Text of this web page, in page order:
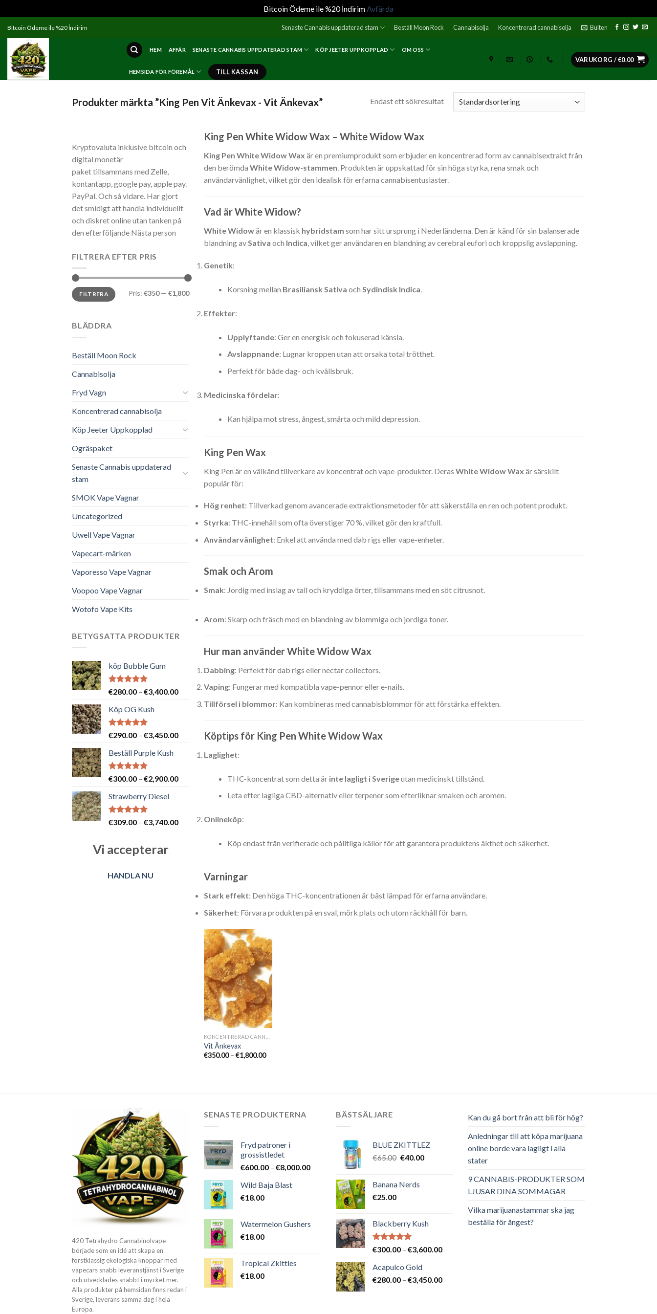
Bitcoin Ödeme ile %20 İndirimAvfärda
content
Bitcoin Ödeme ile %20 İndirim Senaste Cannabis uppdaterad stam Beställ Moon Rock Cannabisolja Koncentrerad cannabisolja Bülten
HEM AFFÄR SENASTE CANNABIS UPPDATERAD STAM KÖP JEETER UPPKOPPLAD OM OSS
HEMSIDA FÖR FÖREMÅL TILL KASSAN
VARUKORG /€0.00
Produkter märkta ”King Pen Vit Änkevax - Vit Änkevax” Endast ett sökresultat
Kryptovaluta inklusive bitcoin och
digital monetär
paket tillsammans med Zelle,
kontantapp, google pay, apple pay.
PayPal. Och så vidare. Har gjort
det smidigt att handla individuellt
och diskret online utan tanken på
den efterföljande Nästa person
FILTRERA EFTER PRIS
Min
pris
Max
prisFILTRERA Pris: €350— €1,800
BLÄDDRA
Beställ Moon Rock
Cannabisolja
Fryd Vagn
Koncentrerad cannabisolja
Köp Jeeter Uppkopplad
Ogräspaket
Senaste Cannabis uppdaterad
stam
SMOK Vape Vagnar
Uncategorized
Uwell Vape Vagnar
Vapecart-märken
Vaporesso Vape Vagnar
Voopoo Vape Vagnar
Wotofo Vape Kits
BETYGSATTA PRODUKTER
köp Bubble Gum
Betygsatt
€280.00 – €3,400.00Prisintervall:
€280.00
Köp OG Kush
Betygsatt
€290.00 – €3,450.00Prisintervall:
Beställ Purple Kush
Betygsatt
€300.00 – €2,900.00Prisintervall:
Strawberry Diesel
Betygsatt
€309.00 – €3,740.00Prisintervall:
Vi accepterar
HANDLA NU
King Pen White Widow Wax – White Widow Wax
King Pen White Widow Wax är en premiumprodukt som erbjuder en koncentrerad form av cannabisextrakt från
den berömda White Widow-stammen. Produkten är uppskattad för sin höga styrka, rena smak och
användarvänlighet, vilket gör den idealisk för erfarna cannabisentusiaster.
Vad är White Widow?
White Widowär en klassisk hybridstam som har sitt ursprung i Nederländerna. Den är känd för sin balanserade
blandning av Sativa och Indica , vilket ger användaren en blandning av cerebral eufori och kroppslig avslappning.
Genetik:
Korsning mellan Brasiliansk Sativa och Sydindisk Indica
Effekter:
Upplyftande: Ger en energisk och fokuserad känsla.
Avslappnande: Lugnar kroppen utan att orsaka total trötthet.
Perfekt för både dag- och kvällsbruk.
Medicinska fördelar:
Kan hjälpa mot stress, ångest, smärta och mild depression.
King Pen Wax
King Pen är en välkänd tillverkare av koncentrat och vape-produkter. Deras White Widow Wax är särskilt
populär för:
Hög renhet: Tillverkad genom avancerade extraktionsmetoder för att säkerställa en ren och potent produkt.
Styrka: THC-innehåll som ofta överstiger 70 %, vilket gör den kraftfull.
Användarvänlighet: Enkel att använda med dab rigs eller vape-enheter.
Smak och Arom
Smak: Jordig med inslag av tall och kryddiga örter, tillsammans med en söt citrusnot.
Arom: Skarp och fräsch med en blandning av blommiga och jordiga toner.
Hur man använder White Widow Wax
Dabbing: Perfekt för dab rigs eller nectar collectors.
Vaping: Fungerar med kompatibla vape-pennor eller e-nails.
Tillförsel i blommor: Kan kombineras med cannabisblommor för att förstärka effekten.
Köptips för King Pen White Widow Wax
Laglighet:
THC-koncentrat som detta är inte lagligt i Sverigeutan medicinskt tillstånd.
Leta efter lagliga CBD-alternativ eller terpener som efterliknar smaken och aromen.
Onlineköp:
Köp endast från verifierade och pålitliga källor för att garantera produktens äkthet och säkerhet.
Varningar
Stark effekt: Den höga THC-koncentrationen är bäst lämpad för erfarna användare.
Säkerhet: Förvara produkten på en sval, mörk plats och utom räckhåll för barn.
Vit Änkevax
€350.00 – €1,800.00Prisintervall:
420 Tetrahydro Cannabinolvape
började som en idé att skapa en
förstklassig ekologiska knoppar med
vapecars snabb leveranstjänst i Sverige
och utvecklades snabbt i mycket mer.
Alla produkter på hemsidan finns redan i
Sverige, leverans samma dag i hela
Europa.
SENASTE PRODUKTERNA
Fryd patroner i
grossistledet
€600.00 – €8,000.00Prisintervall:
€8,000.00
Wild Baja Blast
€18.00
Watermelon Gushers
€18.00
Tropical Zkittles
€18.00
BÄSTSÄLJARE
BLUE ZKITTLEZ
€65.00 Det
var:
€40.00Det
Banana Nerds
€25.00
Blackberry Kush
Betygsatt
€300.00 – €3,600.00Prisintervall:
€3,600.00
Acapulco Gold
€280.00 – €3,450.00Prisintervall:
Kan du gå bort från att bli för hög?
Anledningar till att köpa marijuana
online borde vara lagligt i alla
stater
9 CANNABIS-PRODUKTER SOM
LJUSAR DINA SOMMAGAR
Vilka marijuanastammar ska jag
beställa för ångest?